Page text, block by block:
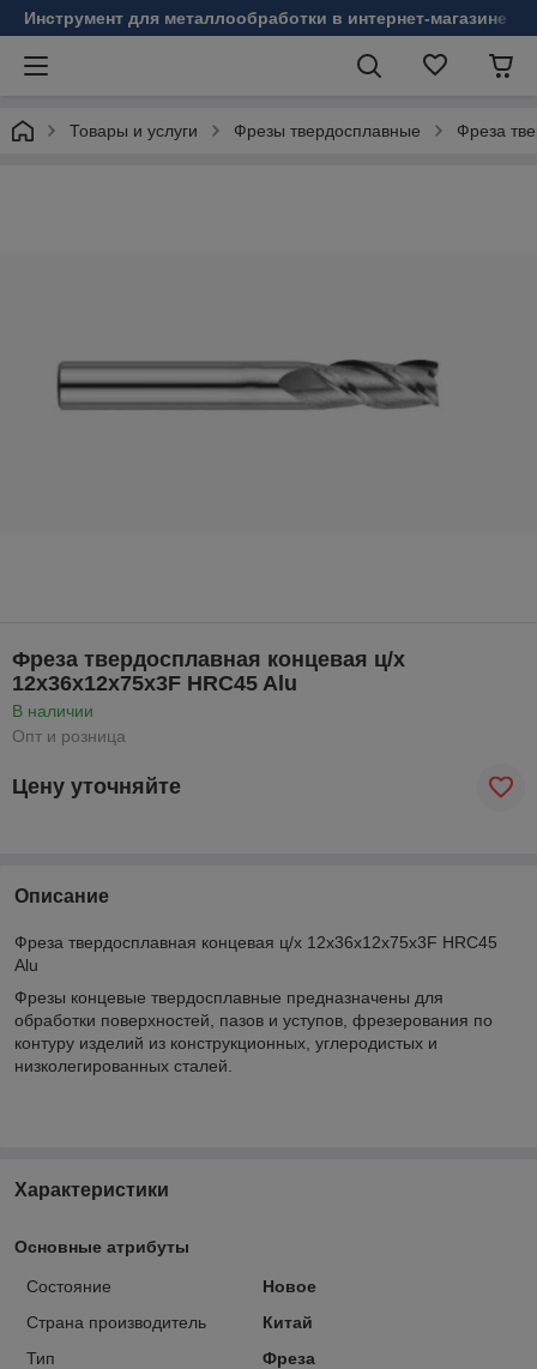
Инструмент для металлообработки в интернет-магазине
Товары и услуги Фрезы твердосплавные Фреза
Фреза твердосплавная концевая ц/х
12х36х12х75х3F HRC45 Alu
В наличии
Опт и розница
Цену уточняйте
Описание
Фреза твердосплавная концевая ц/х 12х36х12х75х3F HRC45
Alu
Фрезы концевые твердосплавные предназначены для
обработки поверхностей, пазов и уступов, фрезерования по
контуру изделий из конструкционных, углеродистых и
низколегированных сталей.
Характеристики
Основные атрибуты
Состояние
Новое
Страна производитель
Китай
Тип
Фреза